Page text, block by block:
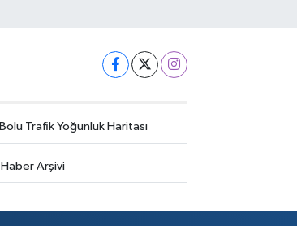
Bolu Trafik Yoğunluk Haritası
Haber Arşivi